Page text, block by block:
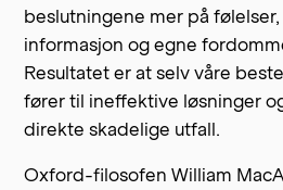
beslutningene mer på
informasjon og egne
Resultatet er at selv våre
fører til ineffektive løsninger
direkte skadelige utfall.
Oxford-filosofen William